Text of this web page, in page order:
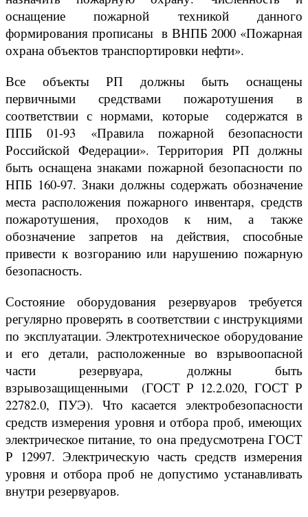
оснащение пожарной техникой данного
формирования прописаны в ВНПБ 2000 «Пожарная
охрана объектов транспортировки нефти».
Все объекты РП должны быть оснащены
первичными средствами пожаротушения в
соответствии с нормами, которые содержатся в
ППБ 01-93 «Правила пожарной безопасности
Российской Федерации». Территория РП должны
быть оснащена знаками пожарной безопасности по
НПБ 160-97. Знаки должны содержать обозначение
места расположения пожарного инвентаря, средств
пожаротушения, проходов к ним, а также
обозначение запретов на действия, способные
привести к возгоранию или нарушению пожарную
безопасность.
Состояние оборудования резервуаров требуется
регулярно проверять в соответствии с инструкциями
по эксплуатации. Электротехническое оборудование
и его детали, расположенные во взрывоопасной
части резервуара, должны быть
взрывозащищенными (ГОСТ Р 12.2.020, ГОСТ Р
22782.0, ПУЭ). Что касается электробезопасности
средств измерения уровня и отбора проб, имеющих
электрическое питание, то она предусмотрена ГОСТ
Р 12997. Электрическую часть средств измерения
уровня и отбора проб не допустимо устанавливать
внутри резервуаров.